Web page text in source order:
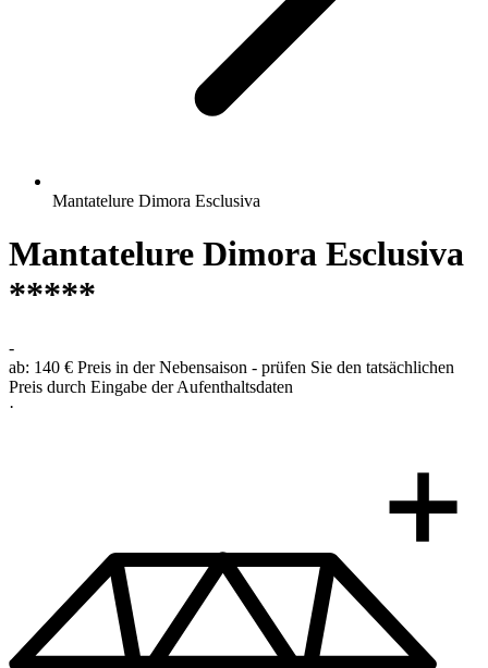
Mantatelure Dimora Esclusiva
Mantatelure Dimora Esclusiva
*****
-
ab: 140 € Preis in der Nebensaison - prüfen Sie den tatsächlichen
Preis durch Eingabe der Aufenthaltsdaten
·